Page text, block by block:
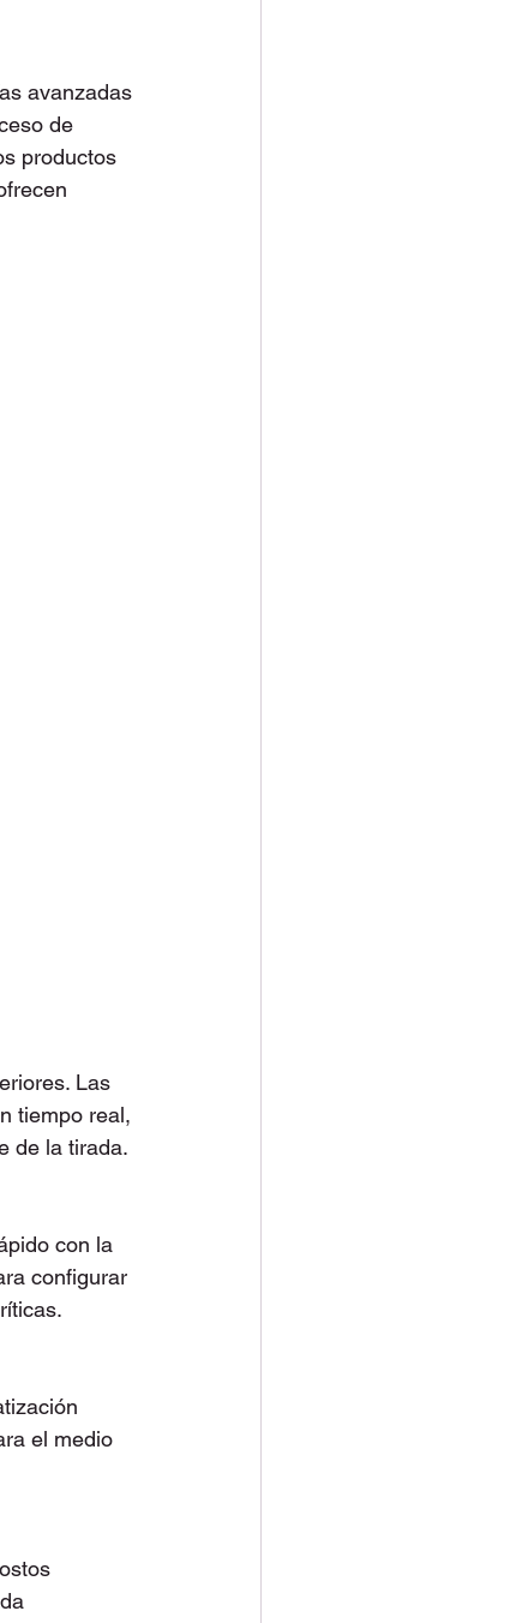
avanzadas
de
productos
Las
tiempo real,
de la tirada.
con la
configurar
el medio